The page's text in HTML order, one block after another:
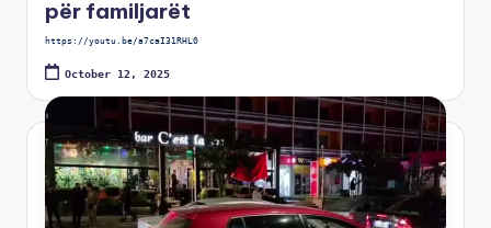
për familjarët
https://youtu.be/a7caI31RHL0
October 12, 2025